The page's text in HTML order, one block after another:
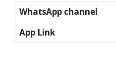
WhatsApp channel
App Link